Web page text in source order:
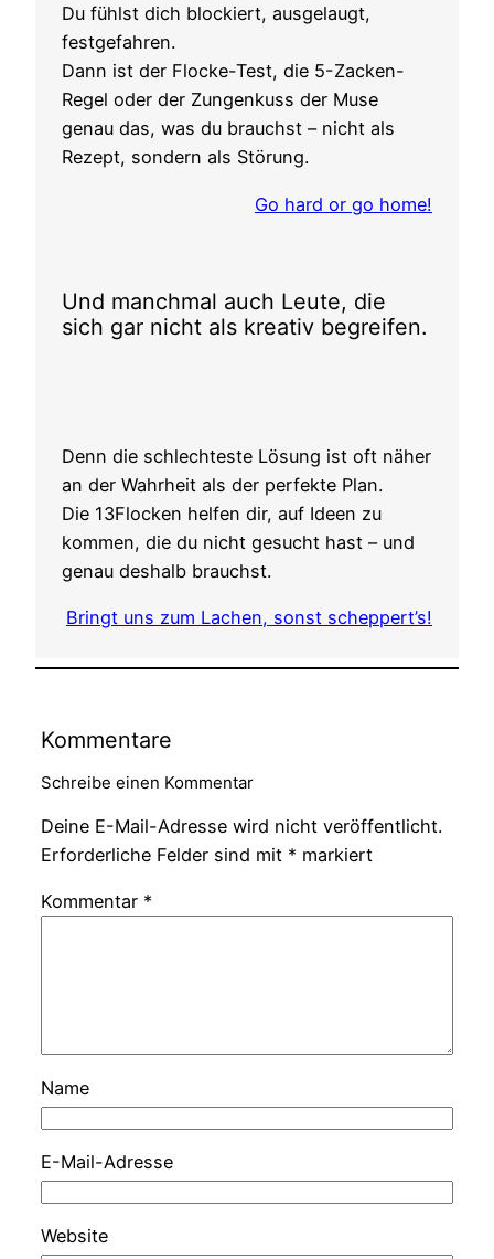
Du fühlst dich blockiert, ausgelaugt,
festgefahren.
Dann ist der Flocke-Test, die 5-Zacken-
Regel oder der Zungenkuss der Muse
genau das, was du brauchst – nicht als
Rezept, sondern als Störung.
Go hard or go home!
Und manchmal auch Leute, die
sich gar nicht als kreativ begreifen.
Denn die schlechteste Lösung ist oft näher
an der Wahrheit als der perfekte Plan.
Die 13Flocken helfen dir, auf Ideen zu
kommen, die du nicht gesucht hast – und
genau deshalb brauchst.
Bringt uns zum Lachen, sonst scheppert’s!
Kommentare
Schreibe einen Kommentar
Deine E-Mail-Adresse wird nicht veröffentlicht.
Erforderliche Felder sind mit * markiert
Kommentar *
Name
E-Mail-Adresse
Website